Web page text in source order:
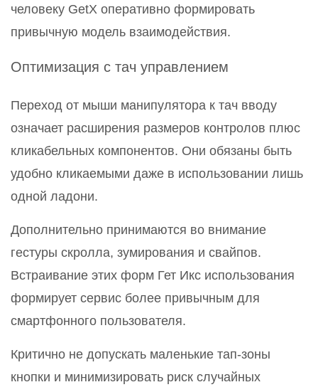
человеку GetX оперативно формировать
привычную модель взаимодействия.
Оптимизация с тач управлением
Переход от мыши манипулятора к тач вводу
означает расширения размеров контролов плюс
кликабельных компонентов. Они обязаны быть
удобно кликаемыми даже в использовании лишь
одной ладони.
Дополнительно принимаются во внимание
гестуры скролла, зумирования и свайпов.
Встраивание этих форм Гет Икс использования
формирует сервис более привычным для
смартфонного пользователя.
Критично не допускать маленькие тап-зоны
кнопки и минимизировать риск случайных